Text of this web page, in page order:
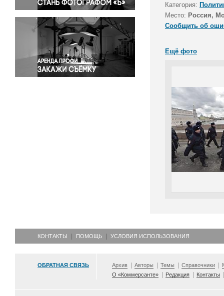
Религия
Светская жизнь
Спорт
Экология
Экономика и бизнес
Категория:
Место: Россия,
Сообщить об
Ещё фото
КОНТАКТЫ ПОМОЩЬ УСЛОВИЯ ИСПОЛЬЗОВАНИЯ
ОБРАТНАЯ СВЯЗЬ Архив Авторы Темы Справочники
О «Коммерсанте»
Редакция Контакты